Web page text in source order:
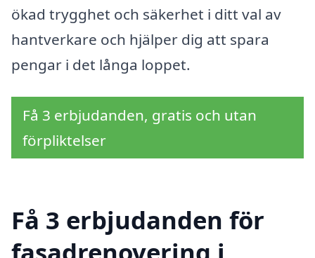
ökad trygghet och säkerhet i ditt val av
hantverkare och hjälper dig att spara
pengar i det långa loppet.
Få 3 erbjudanden, gratis och utan
förpliktelser
Få 3 erbjudanden för